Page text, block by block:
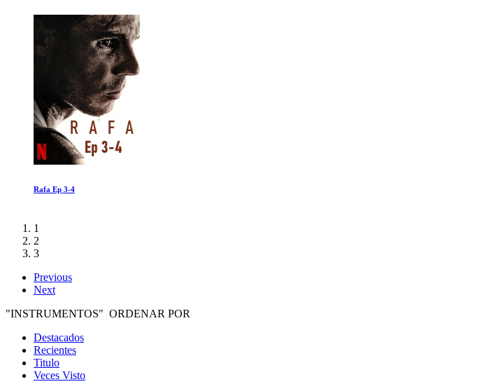
1
2
3
Previous
Next
"INSTRUMENTOS" ORDENAR POR
Destacados
Recientes
Titulo
Veces Visto